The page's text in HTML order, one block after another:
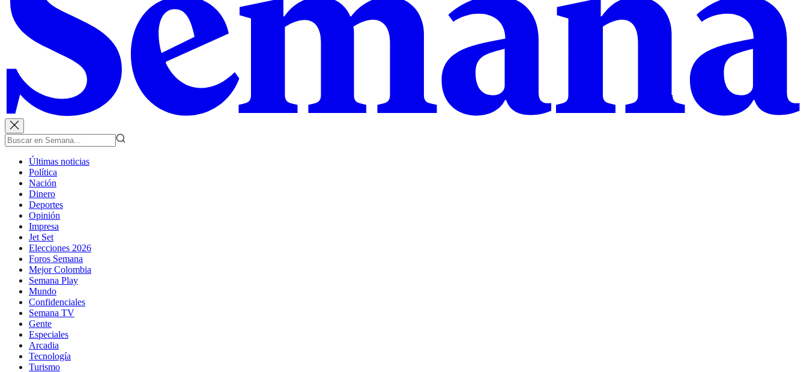
Últimas noticias
Política
Nación
Dinero
Deportes
Opinión
Impresa
Jet Set
Elecciones 2026
Foros Semana
Mejor Colombia
Semana Play
Mundo
Confidenciales
Semana TV
Gente
Especiales
Arcadia
Tecnología
Turismo